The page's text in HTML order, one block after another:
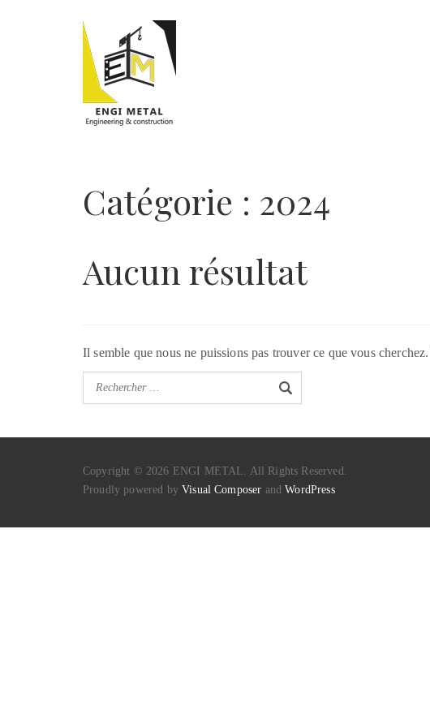
Catégorie : 2024
Aucun résultat
Il semble que nous ne puissions pas trouver ce que vous
Copyright © 2026 ENGI METAL. All Rights Reserved.
Proudly powered byVisual Composer andWordPress